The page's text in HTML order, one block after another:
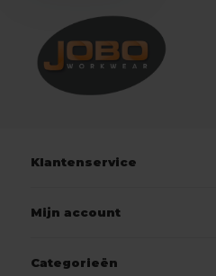
Klantenservice
Mijn account
Categorieën